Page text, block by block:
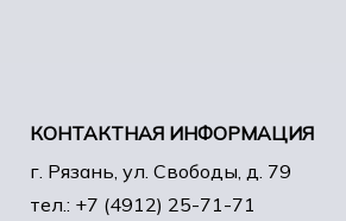
КОНТАКТНАЯ ИНФОРМАЦИЯ
г. Рязань, ул. Свободы, д. 79
тел.: +7 (4912) 25-71-71